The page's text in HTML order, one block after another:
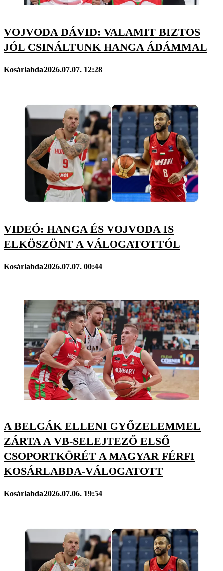
VOJVODA DÁVID: VALAMIT BIZTOS
JÓL CSINÁLTUNK HANGA ÁDÁMMAL
Kosárlabda2026.07.07. 12:28
VIDEÓ: HANGA ÉS VOJVODA IS
ELKÖSZÖNT A VÁLOGATOTTÓL
Kosárlabda2026.07.07. 00:44
A BELGÁK ELLENI GYŐZELEMMEL
ZÁRTA A VB-SELEJTEZŐ ELSŐ
CSOPORTKÖRÉT A MAGYAR FÉRFI
KOSÁRLABDA-VÁLOGATOTT
Kosárlabda2026.07.06. 19:54